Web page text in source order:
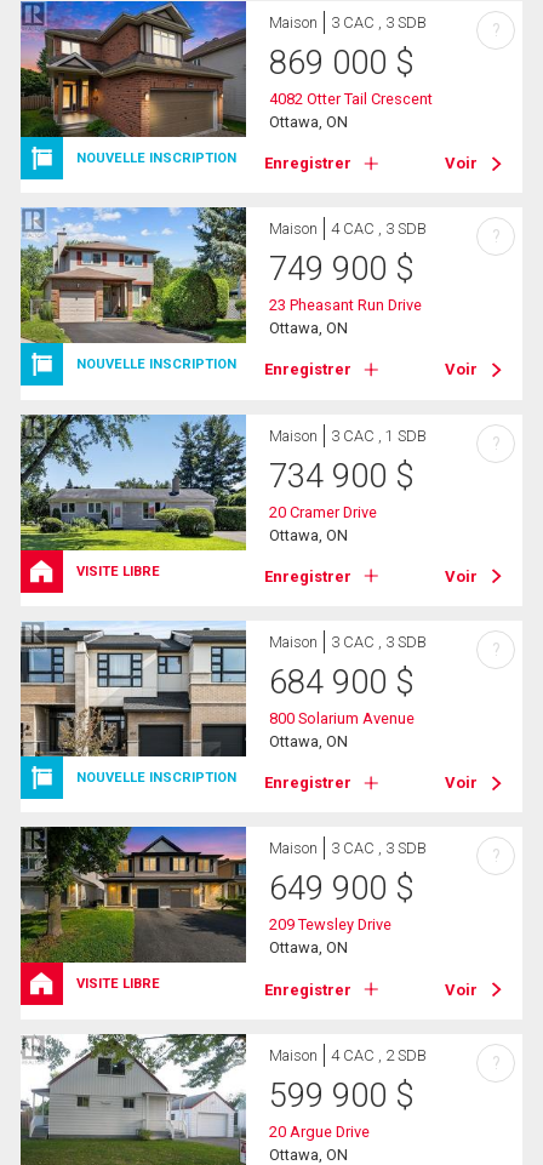
NOUVELLE INSCRIPTION
Maison 3 CAC , 3 SDB
869 000 $
4082 Otter Tail Crescent
Ottawa, ON
Enregistrer Voir
?
NOUVELLE INSCRIPTION
Maison 4 CAC , 3 SDB
749 900 $
23 Pheasant Run Drive
Ottawa, ON
Enregistrer Voir
?
VISITE LIBRE
Maison 3 CAC , 1 SDB
734 900 $
20 Cramer Drive
Ottawa, ON
Enregistrer Voir
?
NOUVELLE INSCRIPTION
Maison 3 CAC , 3 SDB
684 900 $
800 Solarium Avenue
Ottawa, ON
Enregistrer Voir
?
VISITE LIBRE
Maison 3 CAC , 3 SDB
649 900 $
209 Tewsley Drive
Ottawa, ON
Enregistrer Voir
?
Maison 4 CAC , 2 SDB
599 900 $
20 Argue Drive
Ottawa, ON
?